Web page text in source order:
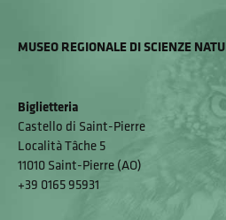
MUSEO REGIONALE DI SCIENZE
Biglietteria
Castello di Saint-Pierre
Località Tâche 5
11010 Saint-Pierre (AO)
+39 0165 95931